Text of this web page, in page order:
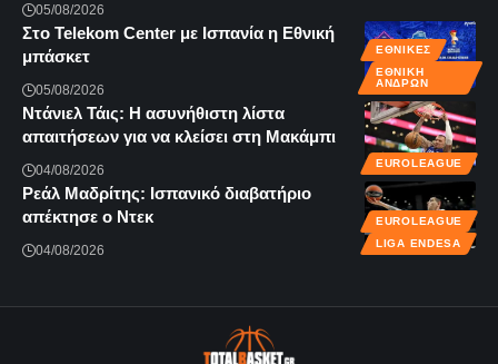
05/08/2026
ΕΘΝΙΚΈΣ
ΕΘΝΙΚΉ
ΑΝΔΡΏΝ
Στο Telekom Center με Ισπανία η Εθνική
μπάσκετ
05/08/2026
EUROLEAGUE
Ντάνιελ Τάις: Η ασυνήθιστη λίστα
απαιτήσεων για να κλείσει στη Μακάμπι
04/08/2026
EUROLEAGUE
LIGA ENDESA
Ρεάλ Μαδρίτης: Ισπανικό διαβατήριο
απέκτησε ο Ντεκ
04/08/2026